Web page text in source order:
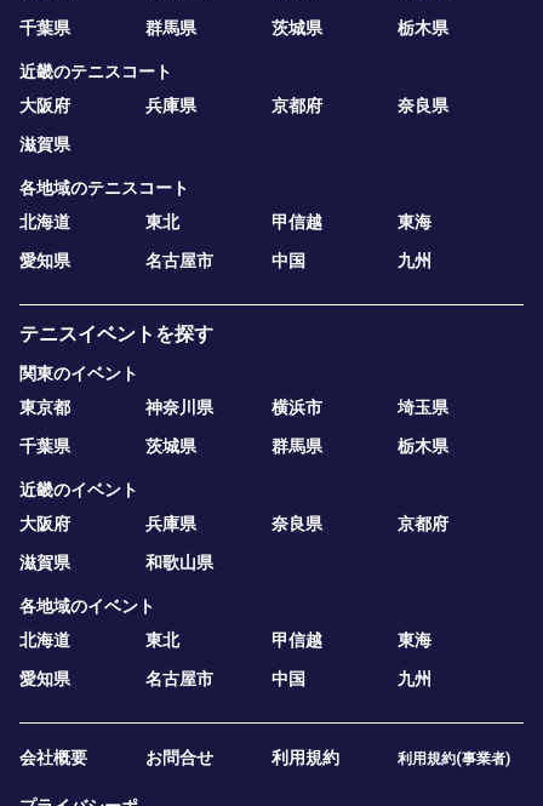
千葉県
群馬県 茨城県 栃木県
近畿のテニスコート
大阪府
兵庫県 京都府
奈良県
滋賀県
各地域のテニスコート
北海道
東北 甲信越
東海
愛知県
名古屋市 中国 九州
テニスイベントを探す
関東のイベント
東京都
神奈川県 横浜市
埼玉県
千葉県
茨城県 群馬県 栃木県
近畿のイベント
大阪府
兵庫県 奈良県
京都府
滋賀県
和歌山県
各地域のイベント
北海道
東北 甲信越
東海
愛知県
名古屋市 中国 九州
会社概要 お問合せ 利用規約 利用規約(事業者)